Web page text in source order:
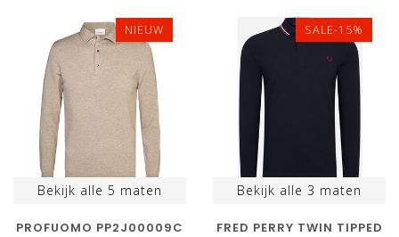
NIEUW
Bekijk alle 5 maten
PROFUOMO PP2J00009C
SALE-15%
Bekijk alle 3 maten
FRED PERRY TWIN TIPPED